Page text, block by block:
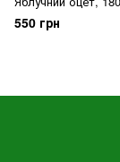
капсул
550 грн